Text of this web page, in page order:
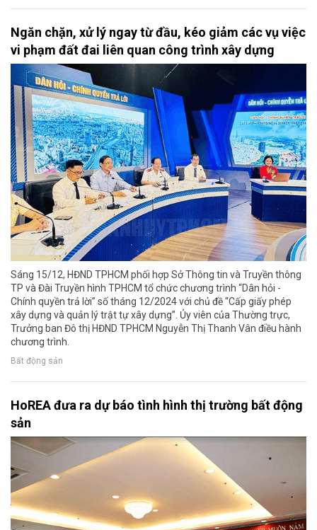
Ngăn chặn, xử lý ngay từ đầu, kéo giảm các vụ việc
vi phạm đất đai liên quan công trình xây dựng
Sáng 15/12, HĐND TPHCM phối hợp Sở Thông tin và Truyền thông
TP và Đài Truyền hình TPHCM tổ chức chương trình “Dân hỏi -
Chính quyền trả lời” số tháng 12/2024 với chủ đề “Cấp giấy phép
xây dựng và quản lý trật tự xây dựng”. Ủy viên của Thường trực,
Trưởng ban Đô thị HĐND TPHCM Nguyễn Thị Thanh Vân điều hành
chương trình.
Bất động sản
HoREA đưa ra dự báo tình hình thị trường bất động
sản